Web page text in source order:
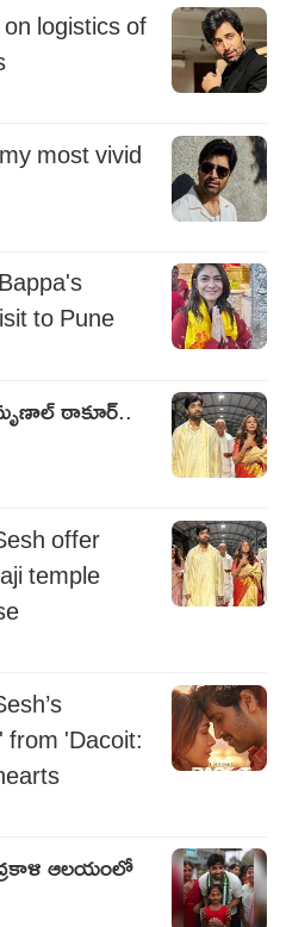
logistics of
most vivid
to Pune
ఠాకూర్..
offer
temple
'Dacoit:
ఆలయంలో